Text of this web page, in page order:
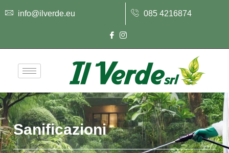
info@ilverde.eu 085 4216874
Sanificazioni